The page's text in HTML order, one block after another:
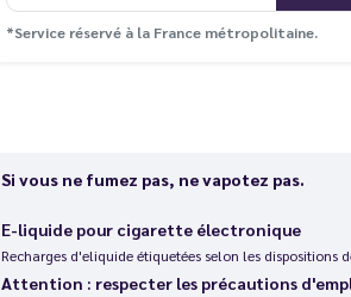
*Service réservé à la France métropolitaine.
Si vous ne fumez pas, ne vapotez pas.
E-liquide pour cigarette électronique
Recharges d'eliquide étiquetées selon les
Attention : respecter les précautions